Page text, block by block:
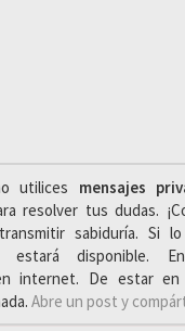
utilices mensajes
resolver tus dudas.
sabiduría. Si
estará disponible.
internet. De estar en
Abre un post y